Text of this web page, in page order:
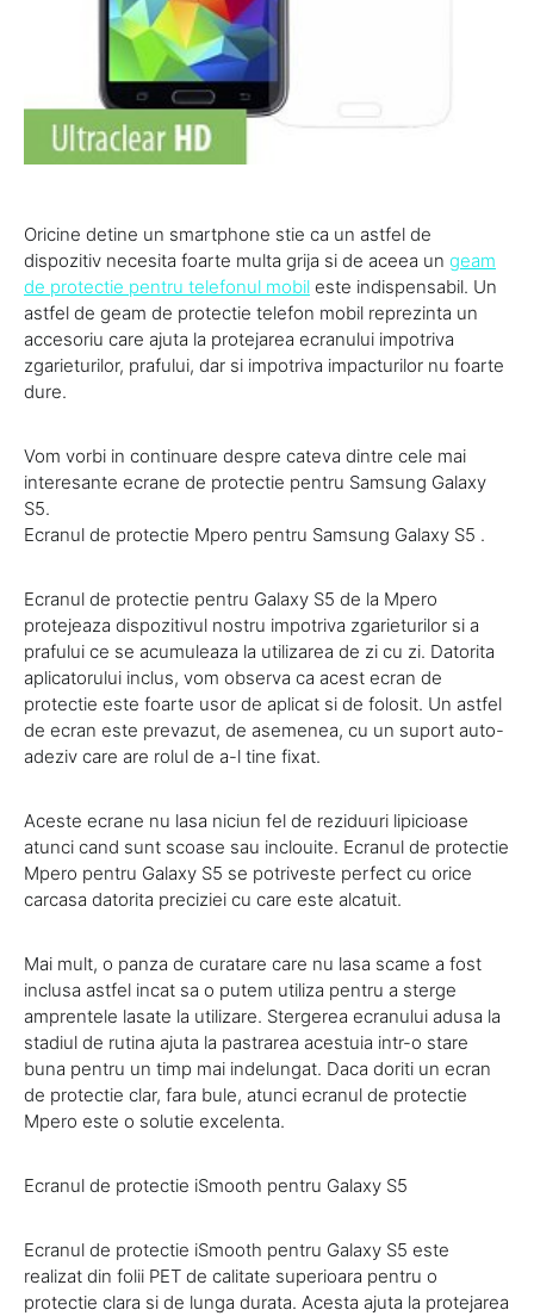
Oricine detine un smartphone stie ca un astfel de
dispozitiv necesita foarte multa grija si de aceea un geam
de protectie pentru telefonul mobil este indispensabil. Un
astfel de geam de protectie telefon mobil reprezinta un
accesoriu care ajuta la protejarea ecranului impotriva
zgarieturilor, prafului, dar si impotriva impacturilor nu foarte
dure.
Vom vorbi in continuare despre cateva dintre cele mai
interesante ecrane de protectie pentru Samsung Galaxy
S5.
Ecranul de protectie Mpero pentru Samsung Galaxy S5 .
Ecranul de protectie pentru Galaxy S5 de la Mpero
protejeaza dispozitivul nostru impotriva zgarieturilor si a
prafului ce se acumuleaza la utilizarea de zi cu zi. Datorita
aplicatorului inclus, vom observa ca acest ecran de
protectie este foarte usor de aplicat si de folosit. Un astfel
de ecran este prevazut, de asemenea, cu un suport auto-
adeziv care are rolul de a-l tine fixat.
Aceste ecrane nu lasa niciun fel de reziduuri lipicioase
atunci cand sunt scoase sau inclouite. Ecranul de protectie
Mpero pentru Galaxy S5 se potriveste perfect cu orice
carcasa datorita preciziei cu care este alcatuit.
Mai mult, o panza de curatare care nu lasa scame a fost
inclusa astfel incat sa o putem utiliza pentru a sterge
amprentele lasate la utilizare. Stergerea ecranului adusa la
stadiul de rutina ajuta la pastrarea acestuia intr-o stare
buna pentru un timp mai indelungat. Daca doriti un ecran
de protectie clar, fara bule, atunci ecranul de protectie
Mpero este o solutie excelenta.
Ecranul de protectie iSmooth pentru Galaxy S5
Ecranul de protectie iSmooth pentru Galaxy S5 este
realizat din folii PET de calitate superioara pentru o
protectie clara si de lunga durata. Acesta ajuta la protejarea